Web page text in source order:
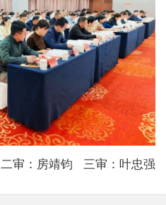
二审：房靖钧 三审：叶忠强